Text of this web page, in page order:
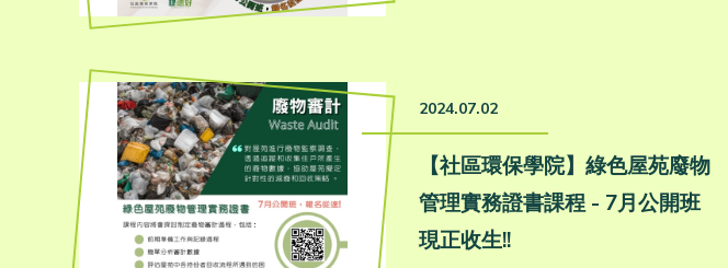
2024.07.02
【社區環保學院】綠色屋苑廢物
管理實務證書課程 - 7月公開班
現正收生!!